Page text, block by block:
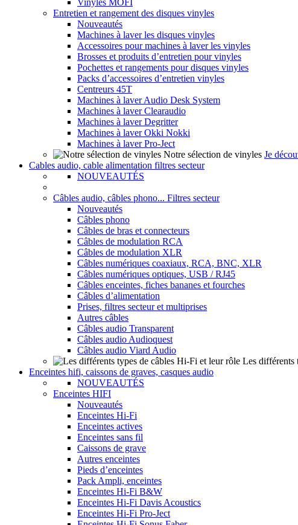
Vinyles MOFI
Entretien et rangement des disques vinyles
Nouveautés
Machines à laver les disques vinyles
Accessoires pour machines à laver les vinyles
Brosses et produits d’entretien pour vinyles
Pochettes et rangements pour disques vinyles
Packs d’accessoires d’entretien vinyles
Centreurs 45T
Machines à laver Audio Desk System
Machines à laver Clearaudio
Machines à laver Degritter
Machines à laver Okki Nokki
Machines à laver Pro-Ject
Notre sélection de vinyles Je
Cables audio, cable alimentation filtres secteur
NOUVEAUTÉS
Câbles audio, câbles phono... Filtres secteur
Nouveautés
Câbles phono
Câbles de bras et connecteurs
Câbles de modulation RCA
Câbles de modulation XLR
Câbles numériques coaxiaux, RCA, BNC, XLR
Câbles numériques optiques, USB / RJ45
Câbles enceintes, fiches bananes et fourches
Câbles d’alimentation
Prises, filtres secteur et multiprises
Autres câbles
Câbles audio Transparent
Câbles audio Audioquest
Câbles audio Viard Audio
Les différents
Enceintes hifi, caissons de graves, casques audio
NOUVEAUTÉS
Enceintes HIFI
Nouveautés
Enceintes Hi-Fi
Enceintes actives
Enceintes sans fil
Caissons de grave
Autres enceintes
Pieds d’enceintes
Pack Ampli, enceintes
Enceintes Hi-Fi B&W
Enceintes Hi-Fi Davis Acoustics
Enceintes Hi-Fi Pro-Ject